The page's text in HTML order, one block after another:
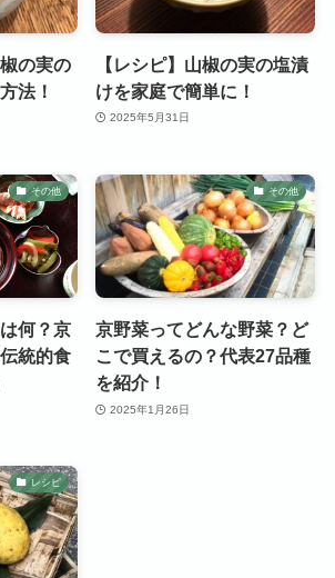
の実の
法！
【レシピ】山椒の実の塩漬
けを家庭で簡単に！
2025年5月31日
その他
何？京
統的食
その他
京野菜ってどんな野菜？ど
こで買えるの？代表27品種
を紹介！
2025年1月26日
レシピ